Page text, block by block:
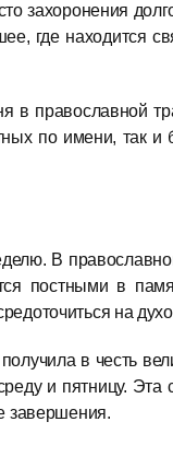
захоронения
где находится
православной
по имени,
В
постными в
на
в честь
и пятницу.
завершения.